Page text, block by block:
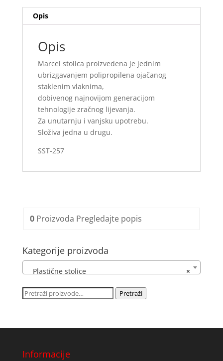
Opis
Opis
Marcel stolica proizvedena je jednim
ubrizgavanjem polipropilena ojačanog
staklenim vlaknima,
dobivenog najnovijom generacijom
tehnologije zračnog lijevanja.
Za unutarnju i vanjsku upotrebu.
Složiva jedna u drugu.
SST-257
0Proizvoda Pregledajte popis
Kategorije proizvoda
×
Plastične stolice
Pretraži: Pretraži
Informacije